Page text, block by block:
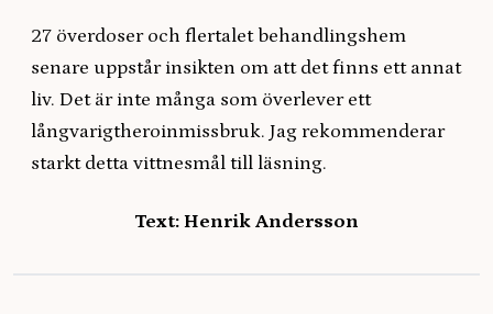
27 överdoser och flertalet behandlingshem
senare uppstår insikten om att det finns ett annat
liv. Det är inte många som överlever ett
långvarigtheroinmissbruk. Jag rekommenderar
starkt detta vittnesmål till läsning.
Text: Henrik Andersson